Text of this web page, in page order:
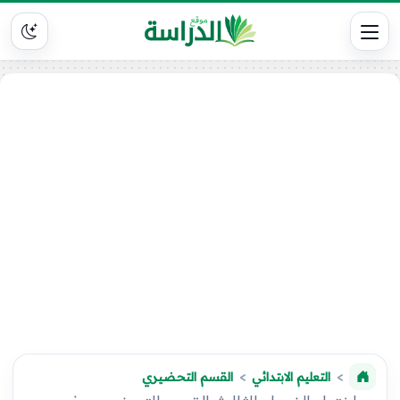
التعليم الابتدائي القسم التحضيري